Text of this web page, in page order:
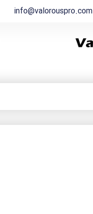
info@valorouspro.com